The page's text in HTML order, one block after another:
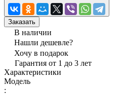
Заказать
В наличии
Нашли дешевле?
Хочу в подарок
Гарантия от 1 до 3 лет
Характеристики
Модель
: